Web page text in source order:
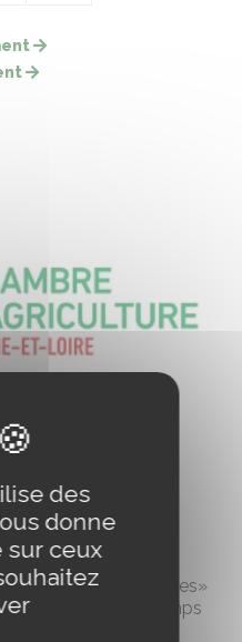
mes
(71)
dits «énergétiques»
interférer les champs
vivants.
des
donne
sur ceux